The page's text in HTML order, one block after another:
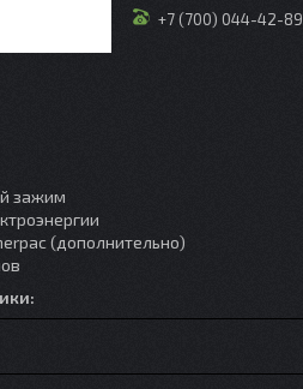
+7 (700) 044-42-89
зажим
(дополнительно)